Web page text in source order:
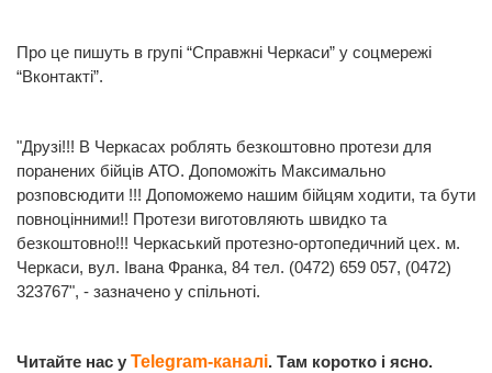
Про це пишуть в групі “Справжні Черкаси” у соцмережі
“Вконтакті”.
"Друзі!!! В Черкасах роблять безкоштовно протези для
поранених бійців АТО. Допоможіть Максимально
розповсюдити !!! Допоможемо нашим бійцям ходити, та бути
повноцінними!! Протези виготовляють швидко та
безкоштовно!!! Черкаський протезно-ортопедичний цех. м.
Черкаси, вул. Івана Франка, 84 тел. (0472) 659 057, (0472)
323767", - зазначено у спільноті.
Читайте нас у Telegram-каналі. Там коротко і ясно.